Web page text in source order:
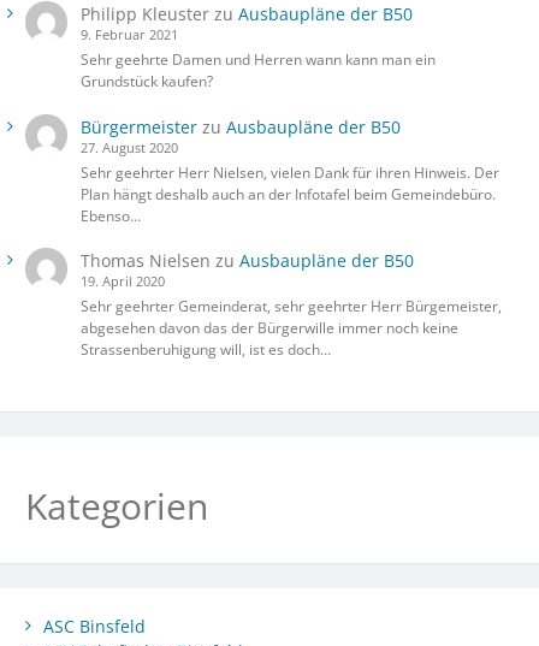
Philipp Kleusterzu Ausbaupläne der B50
9. Februar 2021
Sehr geehrte Damen und Herren wann kann man ein
Grundstück kaufen?
Bürgermeisterzu Ausbaupläne der B50
27. August 2020
Sehr geehrter Herr Nielsen, vielen Dank für ihren Hinweis. Der
Plan hängt deshalb auch an der Infotafel beim Gemeindebüro.
Ebenso…
Thomas Nielsen zu Ausbaupläne der B50
19. April 2020
Sehr geehrter Gemeinderat, sehr geehrter Herr Bürgemeister,
abgesehen davon das der Bürgerwille immer noch keine
Strassenberuhigung will, ist es doch…
Kategorien
ASC Binsfeld